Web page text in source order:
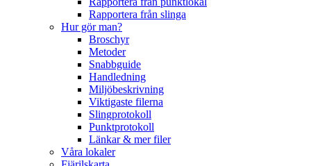
Rapportera från slinga
Hur gör man?
Broschyr
Metoder
Snabbguide
Handledning
Miljöbeskrivning
Viktigaste filerna
Slingprotokoll
Punktprotokoll
Länkar & mer filer
Våra lokaler